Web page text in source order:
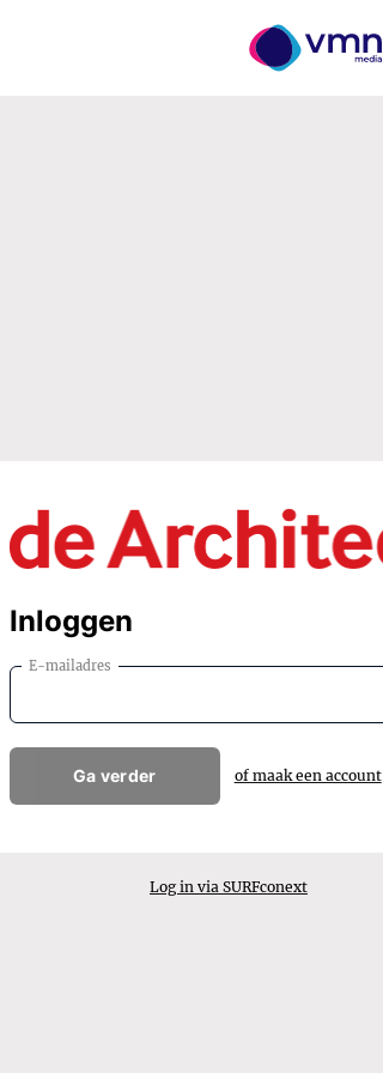
Inloggen
E-mailadres
Ga verder of maak een account
Log in via SURFconext